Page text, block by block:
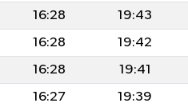
16:28 19:43
16:28 19:42
16:28 19:41
16:27 19:39